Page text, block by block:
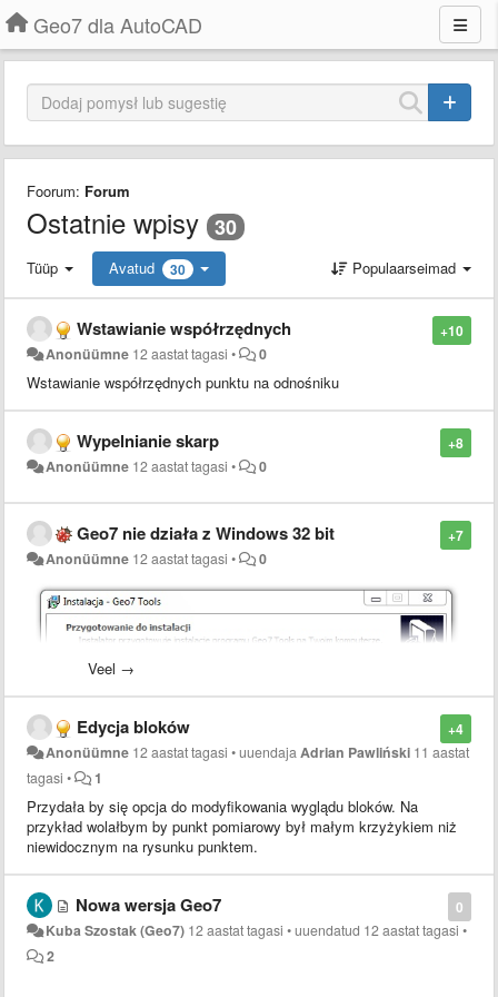
Geo7 dla AutoCAD
Foorum: Forum
Ostatnie wpisy 30
Tüüp Avatud 30 Populaarseimad
+10
Wstawianie współrzędnych
Anonüümne 12 aastat tagasi • 0
Wstawianie współrzędnych punktu na odnośniku
+8
Wypelnianie skarp
Anonüümne 12 aastat tagasi • 0
+7
Geo7 nie działa z Windows 32 bit
Anonüümne 12 aastat tagasi • 0
Veel →
+4
Edycja bloków
Anonüümne 12 aastat tagasi •uuendajaAdrian Pawliński 11 aastat
tagasi • 1
Przydała by się opcja do modyfikowania wyglądu bloków. Na
przykład wolałbym by punkt pomiarowy był małym krzyżykiem niż
niewidocznym na rysunku punktem.
0
Nowa wersja Geo7
Kuba Szostak (Geo7) 12 aastat tagasi •uuendatud 12 aastat tagasi •
2